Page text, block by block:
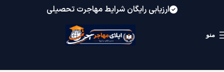
ارزیابی رایگان شرایط مهاجرت تحصیلی
منو